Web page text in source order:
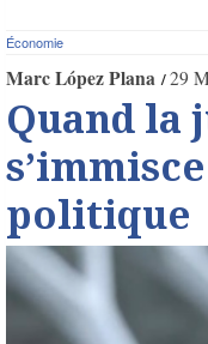
Économie
Marc López Plana 29
Quand la
politique